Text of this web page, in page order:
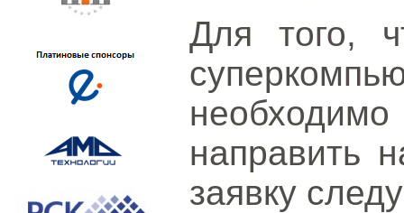
Для того,
направить
заявку